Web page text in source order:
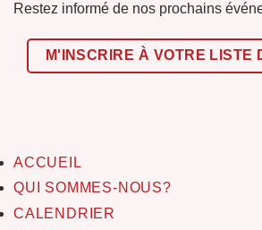
Restez informé de nos prochains
M'INSCRIRE À VOTRE LISTE
ACCUEIL
QUI SOMMES-NOUS?
CALENDRIER